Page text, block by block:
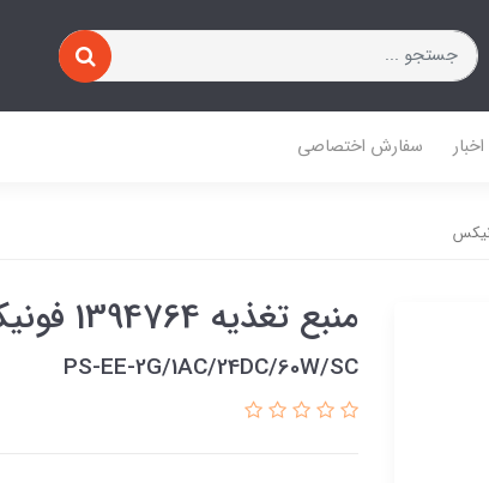
اخبار سفارش اختصاصی
منبع تغذیه 1394764 فونیکس
PS-EE-2G/1AC/24DC/60W/SC